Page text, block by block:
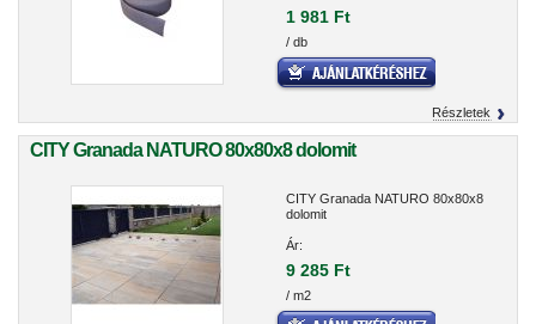
1 981 Ft
/ db
Részletek
CITY Granada NATURO 80x80x8 dolomit
CITY Granada NATURO 80x80x8
dolomit
Ár:
9 285 Ft
/ m2